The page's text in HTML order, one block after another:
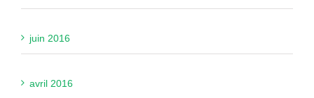
juin 2016
avril 2016